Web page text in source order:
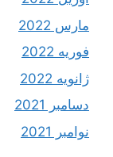
مارس 2022
فوریه 2022
ژانویه 2022
دسامبر 2021
نوامبر 2021